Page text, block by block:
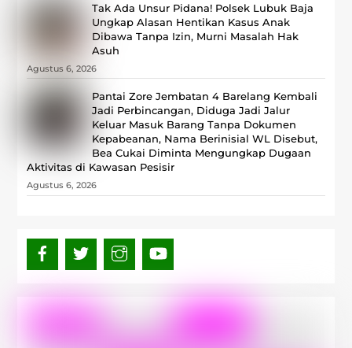
Tak Ada Unsur Pidana! Polsek Lubuk Baja
Ungkap Alasan Hentikan Kasus Anak
Dibawa Tanpa Izin, Murni Masalah Hak
Asuh
Agustus 6, 2026
Pantai Zore Jembatan 4 Barelang Kembali
Jadi Perbincangan, Diduga Jadi Jalur
Keluar Masuk Barang Tanpa Dokumen
Kepabeanan, Nama Berinisial WL Disebut,
Bea Cukai Diminta Mengungkap Dugaan
Aktivitas di Kawasan Pesisir
Agustus 6, 2026